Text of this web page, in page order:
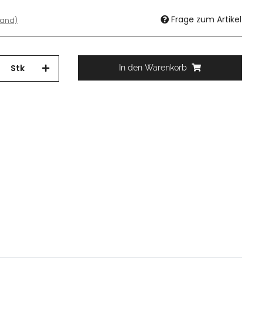
Frage zum Artikel
Stk In den Warenkorb